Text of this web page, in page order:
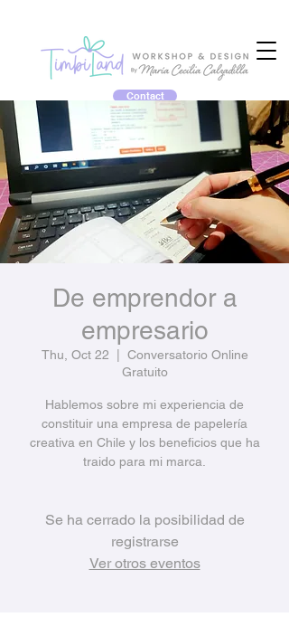
Contact
De emprendor a
empresario
Thu, Oct 22
Conversatorio Online
Gratuito
Hablemos sobre mi experiencia de
constituir una empresa de papelería
creativa en Chile y los beneficios que ha
traido para mi marca.
Se ha cerrado la posibilidad de
registrarse
Ver otros eventos